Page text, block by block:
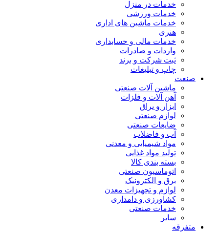
خدمات در منزل
خدمات ورزشی
خدمات ماشین های اداری
هنری
خدمات مالی و حسابداری
واردات و صادرات
ثبت شرکت و برند
چاپ و تبلیغات
صنعت
ماشین آلات صنعتی
آهن آلات و فلزات
ابزار و یراق
لوازم صنعتی
ضایعات صنعتی
آب و فاضلاب
مواد شیمیایی و معدنی
تولید مواد غذایی
بسته بندی کالا
اتوماسیون صنعتی
برق و الکترونیک
لوازم و تجهیزات معدن
کشاورزی و دامداری
خدمات صنعتی
سایر
متفرقه